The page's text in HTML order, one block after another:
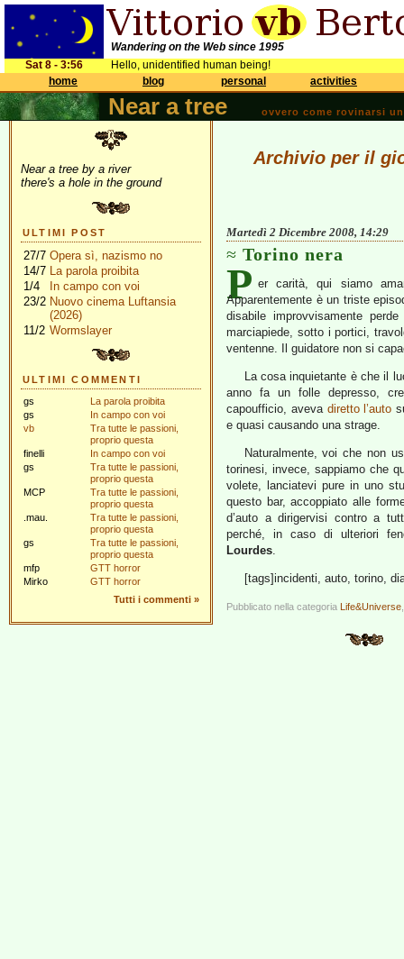
Wandering on the Web since 1995
Sat 8 - 3:56
Hello, unidentified human being!
home
blog personal activities
Near a tree ovvero come rovinarsi
Near a tree by a river
there's a hole in the ground
ULTIMI POST
27/7 Opera sì, nazismo no
14/7 La parola proibita
1/4
In campo con voi
23/2 Nuovo cinema Luftansia
(2026)
11/2 Wormslayer
ULTIMI COMMENTI
gs
La parola proibita
gs
In campo con voi
vb
Tra tutte le passioni,
proprio questa
finelli
In campo con voi
gs
Tra tutte le passioni,
proprio questa
MCP
Tra tutte le passioni,
proprio questa
.mau.
Tra tutte le passioni,
proprio questa
gs
Tra tutte le passioni,
proprio questa
mfp
GTT horror
Mirko
GTT horror
Tutti i commenti »
Archivio per il
Martedì 2 Dicembre 2008, 14:29
Torino nera
P er carità, qui siamo
Apparentemente è un triste
disabile improvvisamente
marciapiede, sotto i portici,
ventenne. Il guidatore non si
La cosa inquietante è che il
anno fa un folle depresso,
capoufficio, aveva diretto l’auto
e quasi causando una strage.
Naturalmente, voi che non
torinesi, invece, sappiamo che
volete, lanciatevi pure in uno
questo bar, accoppiato alle
d’auto a dirigervisi contro a
perché, in caso di ulteriori
Lourdes.
[tags]incidenti, auto, torino,
Pubblicato nella categoria Life&Universe